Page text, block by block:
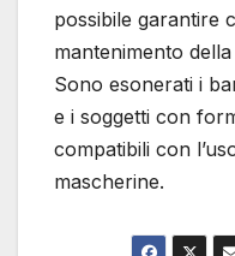
possibile garantire
mantenimento
Sono esonerati i
e i soggetti con
compatibili con
mascherine.